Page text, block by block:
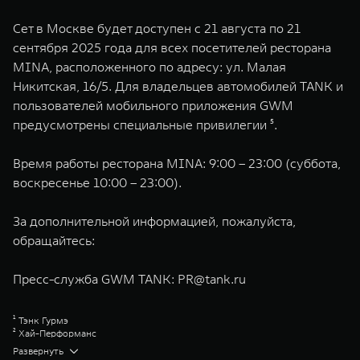
Сет в Москве будет доступен с 21 августа по 21
сентября 2025 года для всех посетителей ресторана
MINA, расположенного по адресу: ул. Малая
Никитская, 16/5. Для владельцев автомобилей TANK и
пользователей мобильного приложения GWM
предусмотрены специальные привилегии ⁵.
Время работы ресторана MINA: 9:00 – 23:00 (суббота,
воскресенье 10:00 – 23:00).
За дополнительной информацией, пожалуйста,
обращайтесь:
Пресс-служба GWM TANK: PR@tank.ru
¹ Тэнк Гурмэ
² Хай-Перформанс
³ Хай-Чардж
Развернуть